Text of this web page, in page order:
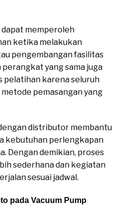
dapat memperoleh
ketika melakukan
pengembangan fasilitas
yang sama juga
pelatihan karena seluruh
pemasangan yang
distributor membantu
kebutuhan perlengkapan
Dengan demikian, proses
sederhana dan kegiatan
sesuai jadwal.
pada Vacuum Pump